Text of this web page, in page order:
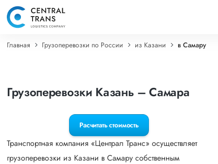
Главная Грузоперевозки по России из Казани в Самару
Грузоперевозки Казань – Самара
Расчитать стоимость
Транспортная компания «Централ Транс» осуществляет
грузоперевозки из Казани в Самару собственным